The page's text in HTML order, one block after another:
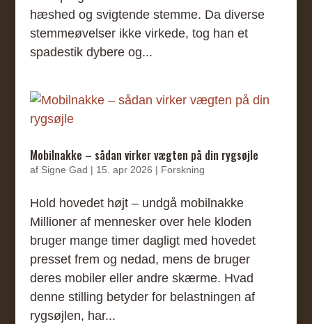
hæshed og svigtende stemme. Da diverse
stemmeøvelser ikke virkede, tog han et
spadestik dybere og...
Mobilnakke – sådan virker vægten på din rygsøjle
af Signe Gad | 15. apr 2026 | Forskning
Hold hovedet højt – undgå mobilnakke
Millioner af mennesker over hele kloden
bruger mange timer dagligt med hovedet
presset frem og nedad, mens de bruger
deres mobiler eller andre skærme. Hvad
denne stilling betyder for belastningen af
rygsøjlen, har...